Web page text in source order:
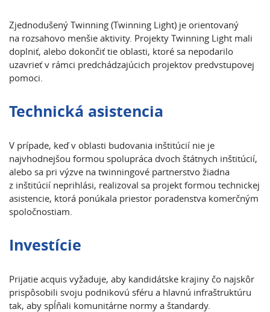
Zjednodušený Twinning (Twinning Light) je orientovaný
na rozsahovo menšie aktivity. Projekty Twinning Light mali
doplniť, alebo dokončiť tie oblasti, ktoré sa nepodarilo
uzavrieť v rámci predchádzajúcich projektov predvstupovej
pomoci.
Technická asistencia
V prípade, keď v oblasti budovania inštitúcií nie je
najvhodnejšou formou spolupráca dvoch štátnych inštitúcií,
alebo sa pri výzve na twinningové partnerstvo žiadna
z inštitúcií neprihlási, realizoval sa projekt formou technickej
asistencie, ktorá ponúkala priestor poradenstva komerčným
spoločnostiam.
Investície
Prijatie acquis vyžaduje, aby kandidátske krajiny čo najskôr
prispôsobili svoju podnikovú sféru a hlavnú infraštruktúru
tak, aby spĺňali komunitárne normy a štandardy.